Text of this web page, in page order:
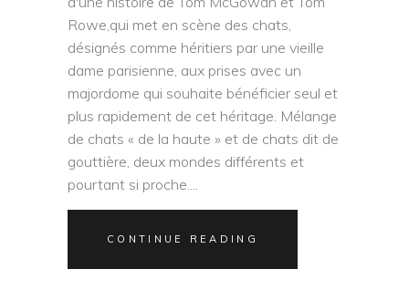
Rowe,qui met en scène des chats,
désignés comme héritiers par une vieille
dame parisienne, aux prises avec un
majordome qui souhaite bénéficier seul et
plus rapidement de cet héritage. Mélange
de chats « de la haute » et de chats dit de
gouttière, deux mondes différents et
pourtant si proche.
CONTINUE READING